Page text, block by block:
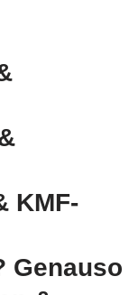
KMF-
Genauso